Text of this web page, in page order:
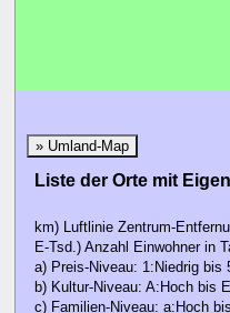
» Umland-Map
Liste der Orte mit
km) Luftlinie Zentrum-
E-Tsd.) Anzahl Einwohner in
a) Preis-Niveau: 1:Niedrig bis
b) Kultur-Niveau: A:Hoch bis
c) Familien-Niveau: a:Hoch